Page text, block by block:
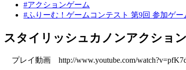
#アクションゲーム
#ふりーむ！ゲームコンテスト 第9回 参加ゲー
スタイリッシュカノンアクション
プレイ動画 http://www.youtube.com/